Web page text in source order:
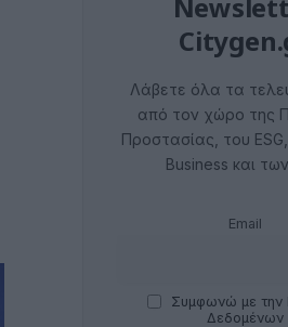
Λάβετε όλα τα
από τον χώρο της
Προστασίας, του
Business και
Email
Συμφωνώ με την
Δεδομένων